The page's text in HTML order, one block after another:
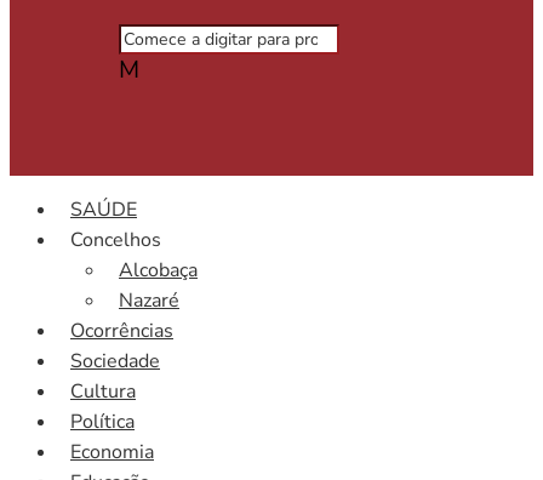
M
SAÚDE
Concelhos
Alcobaça
Nazaré
Ocorrências
Sociedade
Cultura
Política
Economia